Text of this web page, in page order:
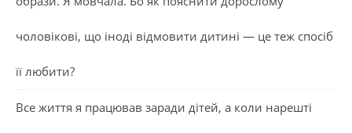
чоловікові, що іноді відмовити дитині — це теж спосіб
її любити?
Все життя я працював заради дітей, а коли нарешті